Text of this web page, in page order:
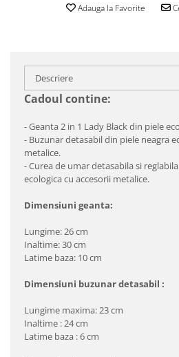
Adauga la Favorite
Descriere
Cadoul contine:
- Geanta 2 in 1 Lady Black din piele
- Buzunar detasabil din piele neagra
metalice.
- Curea de umar detasabila si
ecologica cu accesorii metalice.
Dimensiuni geanta:
Lungime: 26 cm
Inaltime: 30 cm
Latime baza: 10 cm
Dimensiuni buzunar detasabil :
Lungime maxima: 23 cm
Inaltime : 24 cm
Latime baza : 6 cm